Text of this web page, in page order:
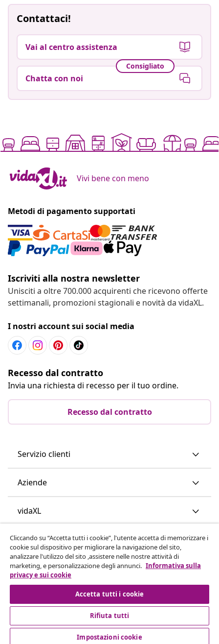
Contattaci!
Vai al centro assistenza
Consigliato
Chatta con noi
Vivi bene con meno
Metodi di pagamento supportati
Iscriviti alla nostra newsletter
Unisciti a oltre 700.000 acquirenti che ricevono offerte
settimanali, promozioni stagionali e novità da vidaXL.
I nostri account sui social media
Recesso dal contratto
Invia una richiesta di recesso per il tuo ordine.
Recesso dal contratto
Servizio clienti
Aziende
vidaXL
Scopri di più
© 2008-2026 vidaXL www.vidaxl.it è un negozio online di
vidaXL Marketplace International B.V.
Cliccando su “Accetta tutti i cookie”, l'utente accetta di memorizzare i
cookie sul dispositivo per migliorare la navigazione del sito,
analizzare l'utilizzo del sito ,assistere nelle nostre attività di
marketing, e personalizzazione degli annunci. Informativa sulla
privacy e sui cookie
Accetta tutti i cookie
Rifiuta tutti
Impostazioni cookie